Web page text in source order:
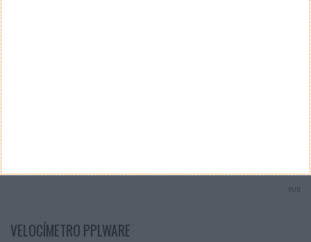
PUB
VELOCÍMETRO PPLWARE